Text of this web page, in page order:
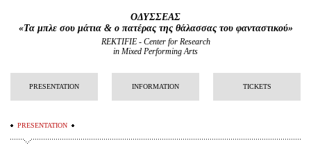
info@ticketservices.gr
Search
ΟΔΥΣΣΕΑΣ
«Τα μπλε σου μάτια & ο πατέρας της θάλασσας του φανταστικού»
REKTIFIE - Center for Research
in Mixed Performing Arts
PRESENTATION INFORMATION TICKETS
PRESENTATION